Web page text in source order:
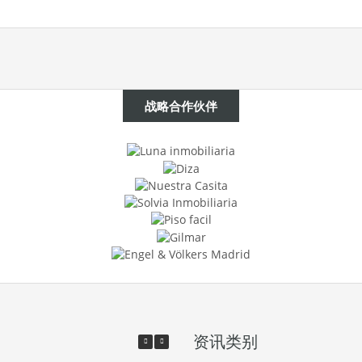
战略合作伙伴
资讯类别